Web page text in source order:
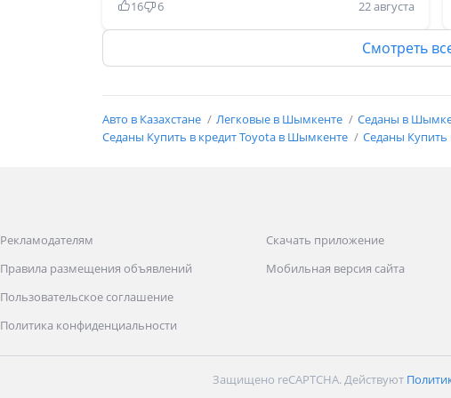
ещё люк бар, бұл сирек кездесетін
комплетация. Ешқандай американец переделка
емес. Май жемиді, бірақ жегізіп айдасаң жиді.
бекер қазақтар камри мінбейдіғо. Кәзір қытай
қаптап камридің бағасы құлап жатыр. Но камри
16 6 22 августа
Смотреть
Авто в Казахстане Легковые в Шымкенте Седаны в
Седаны Купить в кредит Toyota в Шымкенте
Седаны Купить
Рекламодателям
Правила размещения объявлений
Пользовательское соглашение
Политика конфиденциальности
Скачать приложение
Мобильная версия сайта
Защищено reCAPTCHA. Действуют